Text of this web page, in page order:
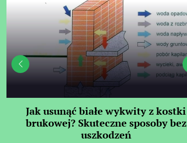
Jak usunąć białe wykwity z kostki
brukowej? Skuteczne sposoby bez
uszkodzeń